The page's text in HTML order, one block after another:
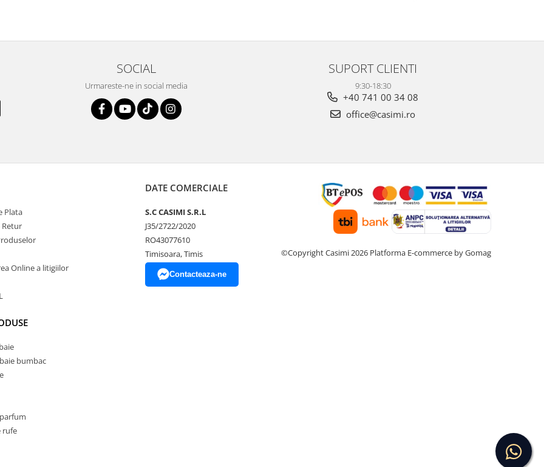
SOCIAL
Urmareste-ne in social media
SUPORT CLIENTI
9:30-18:30
+40 741 00 34 08
office@casimi.ro
Plata
Retur
Online a litigiilor
bumbac
rufe
DATE COMERCIALE
S.C CASIMI S.R.L
J35/2722/2020
RO43077610
Timisoara, Timis
Contacteaza-ne
©Copyright Casimi 2026 Platforma E-commerce by Gomag